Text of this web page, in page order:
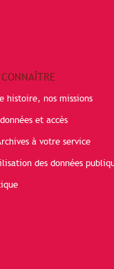
histoire, nos missions
et accès
à votre service
des données